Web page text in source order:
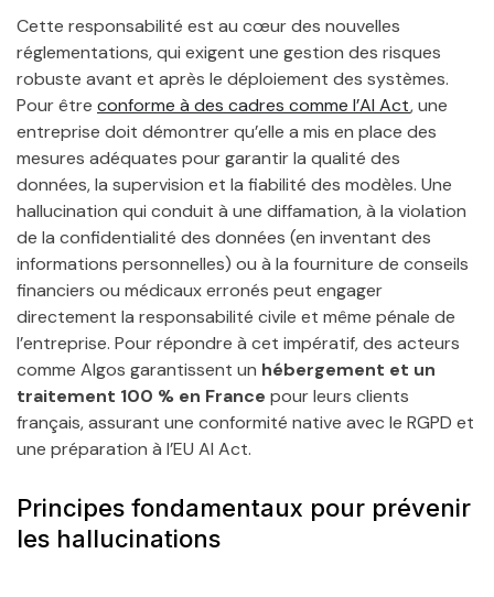
Cette responsabilité est au cœur des nouvelles
réglementations, qui exigent une gestion des risques
robuste avant et après le déploiement des systèmes.
Pour être conforme à des cadres comme l’AI Act, une
entreprise doit démontrer qu’elle a mis en place des
mesures adéquates pour garantir la qualité des
données, la supervision et la fiabilité des modèles. Une
hallucination qui conduit à une diffamation, à la violation
de la confidentialité des données (en inventant des
informations personnelles) ou à la fourniture de conseils
financiers ou médicaux erronés peut engager
directement la responsabilité civile et même pénale de
l’entreprise. Pour répondre à cet impératif, des acteurs
comme Algos garantissent un hébergement et un
traitement 100 % en France pour leurs clients
français, assurant une conformité native avec le RGPD et
une préparation à l’EU AI Act.
Principes fondamentaux pour prévenir
les hallucinations